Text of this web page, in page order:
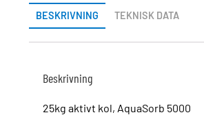
BESKRIVNING TEKNISK DATA
Beskrivning
25kg aktivt kol, AquaSorb 5000